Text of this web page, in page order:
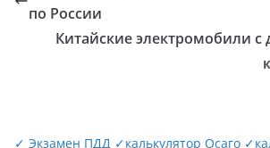
по России
Китайские электромобили с
✓ Экзамен ПДД ✓калькулятор Осаго ✓